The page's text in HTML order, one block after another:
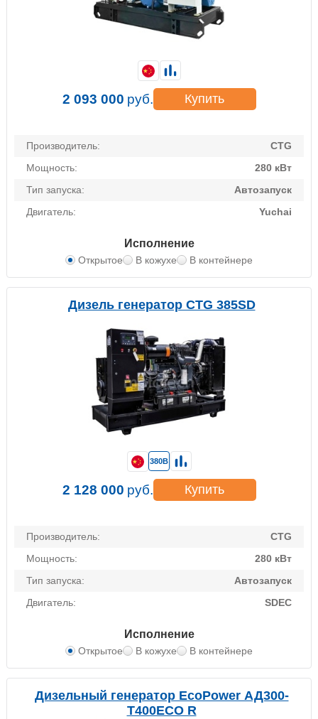
Производитель:
CTG
Мощность:
280 кВт
Тип запуска:
Автозапуск
Двигатель:
Yuchai
Исполнение
Открытое В кожухе В контейнере
2 093 000 руб. Купить
Дизель генератор CTG 385SD
Производитель:
CTG
Мощность:
280 кВт
Тип запуска:
Автозапуск
Двигатель:
SDEC
Исполнение
Открытое В кожухе В контейнере
380В
2 128 000 руб. Купить
Дизельный генератор EcoPower АД300-
T400ECO R